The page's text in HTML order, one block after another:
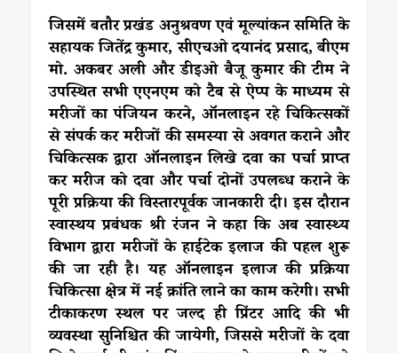
जिसमें बतौर प्रखंड अनुश्रवण एवं मूल्यांकन समिति के
सहायक जितेंद्र कुमार, सीएचओ दयानंद प्रसाद, बीएम
मो. अकबर अली और डीइओ बैजू कुमार की टीम ने
उपस्थित सभी एएनएम को टैब से ऐप्प के माध्यम से
मरीजों का पंजियन करने, ऑनलाइन रहे चिकित्सकों
से संपर्क कर मरीजों की समस्या से अवगत कराने और
चिकित्सक द्वारा ऑनलाइन लिखे दवा का पर्चा प्राप्त
कर मरीज को दवा और पर्चा दोनों उपलब्ध कराने के
पूरी प्रक्रिया की विस्तारपूर्वक जानकारी दी। इस दौरान
स्वास्थय प्रबंधक श्री रंजन ने कहा कि अब स्वास्थ्य
विभाग द्वारा मरीजों के हाईटेक इलाज की पहल शुरू
की जा रही है। यह ऑनलाइन इलाज की प्रक्रिया
चिकित्सा क्षेत्र में नई क्रांति लाने का काम करेगी। सभी
टीकाकरण स्थल पर जल्द ही प्रिंटर आदि की भी
व्यवस्था सुनिश्चित की जायेगी, जिससे मरीजों के दवा